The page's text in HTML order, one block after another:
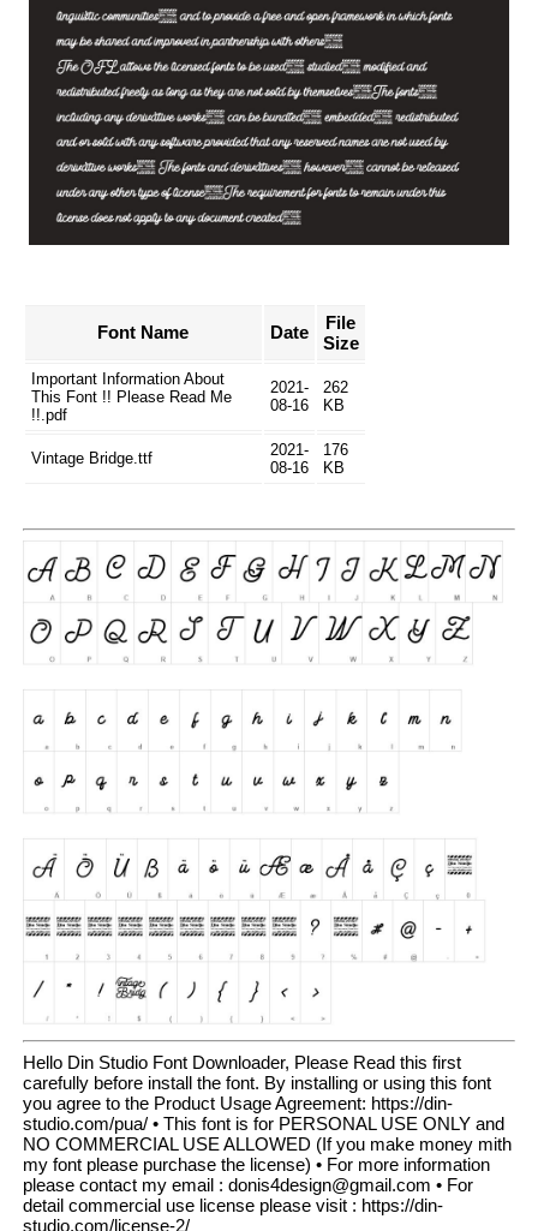
Font Name Date
File
Size
Important Information About
This Font !! Please Read Me
!!.pdf
2021-
08-16
262
KB
Vintage Bridge.ttf
2021-
08-16
176
KB
Hello Din Studio Font Downloader, Please Read this first
carefully before install the font. By installing or using this font
you agree to the Product Usage Agreement: https://din-
studio.com/pua/ • This font is for PERSONAL USE ONLY and
NO COMMERCIAL USE ALLOWED (If you make money mith
my font please purchase the license) • For more information
please contact my email : donis4design@gmail.com • For
detail commercial use license please visit : https://din-
studio.com/license-2/